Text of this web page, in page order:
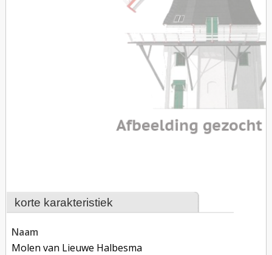
korte karakteristiek
naam
Molen van Lieuwe Halbesma